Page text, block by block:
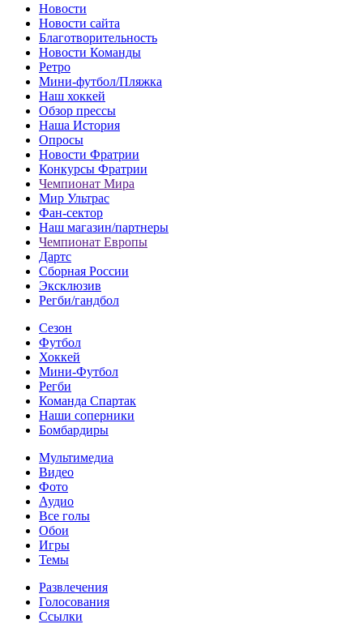
Новости
Новости сайта
Благотворительность
Новости Команды
Ретро
Мини-футбол/Пляжка
Наш хоккей
Обзор прессы
Наша История
Опросы
Новости Фратрии
Конкурсы Фратрии
Чемпионат Мира
Мир Ультрас
Фан-cектор
Наш магазин/партнеры
Чемпионат Европы
Дартс
Сборная России
Эксклюзив
Регби/гандбол
Сезон
Футбол
Хоккей
Мини-Футбол
Регби
Команда Спартак
Наши соперники
Бомбардиры
Мультимедиа
Видео
Фото
Аудио
Все голы
Обои
Игры
Темы
Развлечения
Голосования
Ссылки